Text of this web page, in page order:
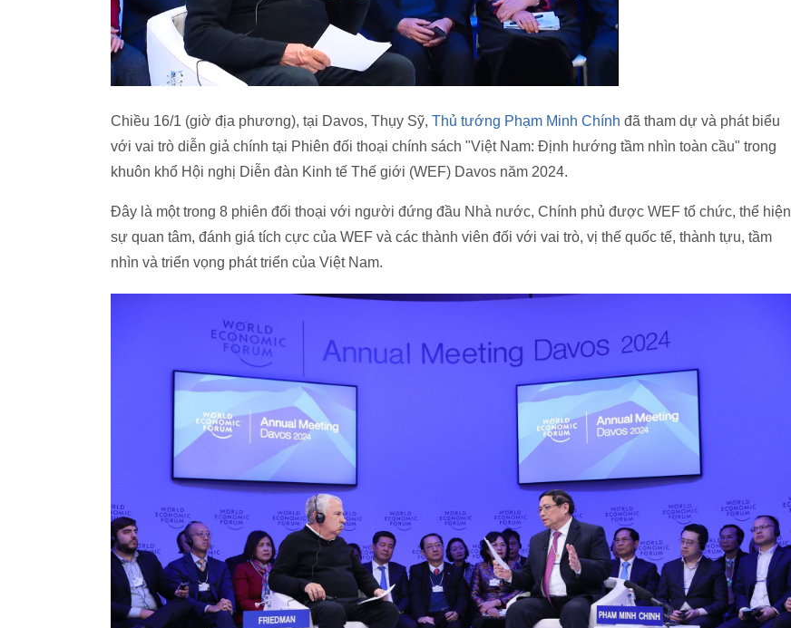
Chiều 16/1 (giờ địa phương), tại Davos, Thụy Sỹ, Thủ tướng Phạm Minh Chính đã tham dự và phát biểu
với vai trò diễn giả chính tại Phiên đối thoại chính sách "Việt Nam: Định hướng tầm nhìn toàn cầu" trong
khuôn khổ Hội nghị Diễn đàn Kinh tế Thế giới (WEF) Davos năm 2024.
Đây là một trong 8 phiên đối thoại với người đứng đầu Nhà nước, Chính phủ được WEF tổ chức, thể hiện
sự quan tâm, đánh giá tích cực của WEF và các thành viên đối với vai trò, vị thế quốc tế, thành tựu, tầm
nhìn và triển vọng phát triển của Việt Nam.